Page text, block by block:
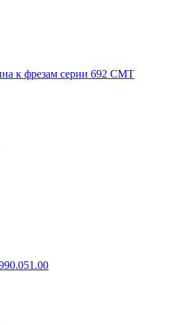
к фрезам серии 692 CMT